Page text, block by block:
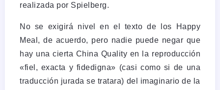
realizada por Spielberg.
No se exigirá nivel en el texto de los Happy
Meal, de acuerdo, pero nadie puede negar que
hay una cierta China Quality en la reproducción
«fiel, exacta y fidedigna» (casi como si de una
traducción jurada se tratara) del imaginario de la